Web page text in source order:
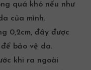
quá khó nếu như
của mình.
0,2cm, đây được
bảo vệ da.
khi ra ngoài